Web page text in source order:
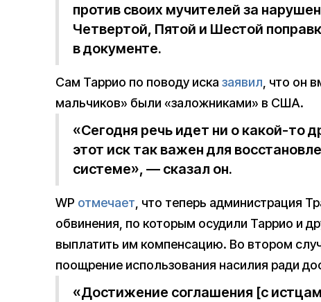
против своих мучителей за
Четвертой, Пятой и Шестой
в документе.
Сам Таррио по поводу иска заявил, что он
мальчиков» были «заложниками» в США.
«Сегодня речь идет ни о какой-то
этот иск так важен для
системе», — сказал он.
WP отмечает, что теперь администрация
обвинения, по которым осудили Таррио и
выплатить им компенсацию. Во втором
поощрение использования насилия ради
«Достижение соглашения [с